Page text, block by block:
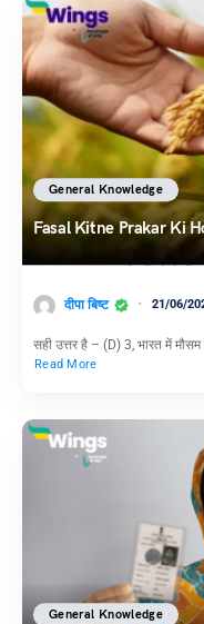
General Knowledge
Fasal Kitne Prakar Ki
दीपा बिष्ट 21/06/
सही उत्तर है – (D) 3, भारत में
Read More
General Knowledge